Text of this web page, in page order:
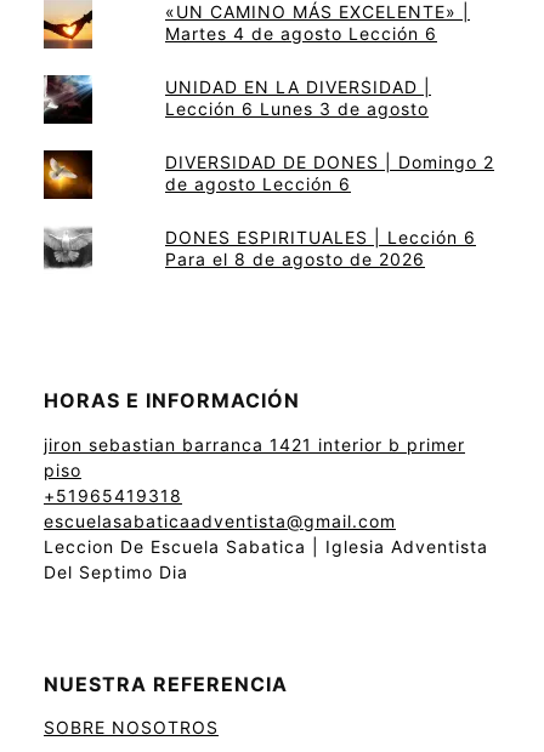
«UN CAMINO MÁS EXCELENTE» |
Martes 4 de agosto Lección 6
UNIDAD EN LA DIVERSIDAD |
Lección 6 Lunes 3 de agosto
DIVERSIDAD DE DONES | Domingo 2
de agosto Lección 6
DONES ESPIRITUALES | Lección 6
Para el 8 de agosto de 2026
HORAS E INFORMACIÓN
jiron sebastian barranca 1421 interior b primer
piso
+51965419318
escuelasabaticaadventista@gmail.com
Leccion De Escuela Sabatica | Iglesia Adventista
Del Septimo Dia
NUESTRA REFERENCIA
SOBRE NOSOTROS